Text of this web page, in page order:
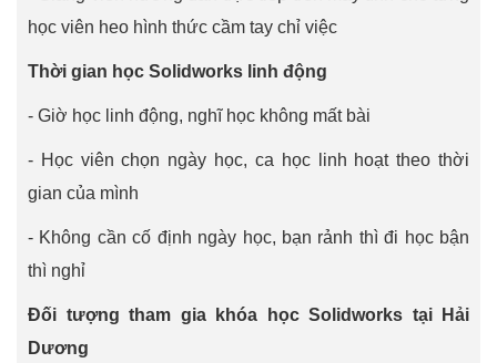
học viên heo hình thức cầm tay chỉ việc
Thời gian học Solidworks linh động
- Giờ học linh động, nghĩ học không mất bài
- Học viên chọn ngày học, ca học linh hoạt theo thời
gian của mình
- Không cần cố định ngày học, bạn rảnh thì đi học bận
thì nghỉ
Đối tượng tham gia khóa học Solidworks tại Hải
Dương